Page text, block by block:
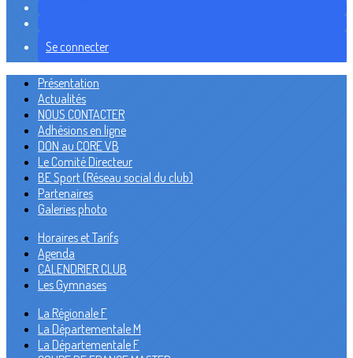
Se connecter
Présentation
Actualités
NOUS CONTACTER
Adhésions en ligne
DON au CORE VB
Le Comité Directeur
BE Sport (Réseau social du club)
Partenaires
Galeries photo
Horaires et Tarifs
Agenda
CALENDRIER CLUB
Les Gymnases
La Régionale F
La Départementale M
La Départementale F